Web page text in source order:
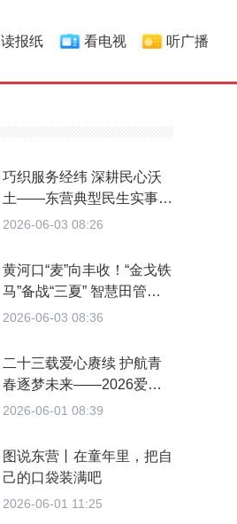
读报纸 看电视 听广播
巧织服务经纬 深耕民心沃
土——东营典型民生实事项
目行进式采访纪实
2026-06-03 08:26
黄河口“麦”向丰收！“金戈铁
马”备战“三夏” 智慧田管筑
牢丰收底盘
2026-06-03 08:36
二十三载爱心赓续 护航青
春逐梦未来——2026爱心
送考公益大行动东营站温情
2026-06-01 08:39
图说东营丨在童年里，把自
己的口袋装满吧
2026-06-01 11:25